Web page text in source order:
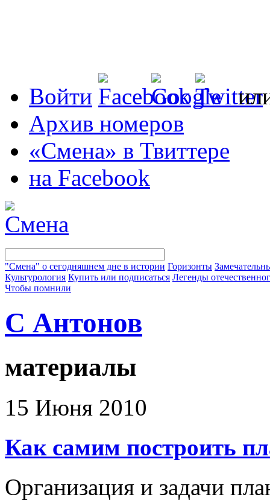
Войти
Архив номеров
«Смена» в Твиттере
на Facebook
"Смена" о сегодняшнем дне в истории Горизонты
Культурология Купить или подписаться Легенды
Чтобы помнили
С Антонов
материалы
15 Июня 2010
Как самим построить
Организация и задачи